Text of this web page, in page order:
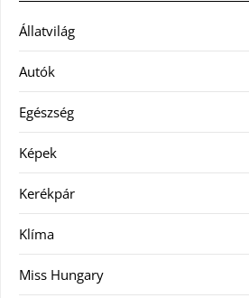
Állatvilág
Autók
Egészség
Képek
Kerékpár
Klíma
Miss Hungary